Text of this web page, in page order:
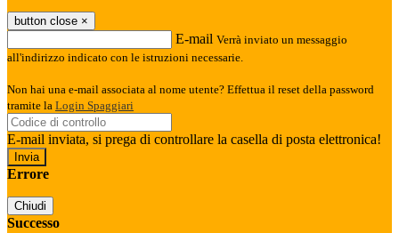
button close ×
E-mail Verrà inviato un messaggio
all'indirizzo indicato con le istruzioni necessarie.
Non hai una e-mail associata al nome utente? Effettua il reset della password
tramite la Login Spaggiari
E-mail inviata, si prega di controllare la casella di posta elettronica!
Errore
Chiudi
Successo